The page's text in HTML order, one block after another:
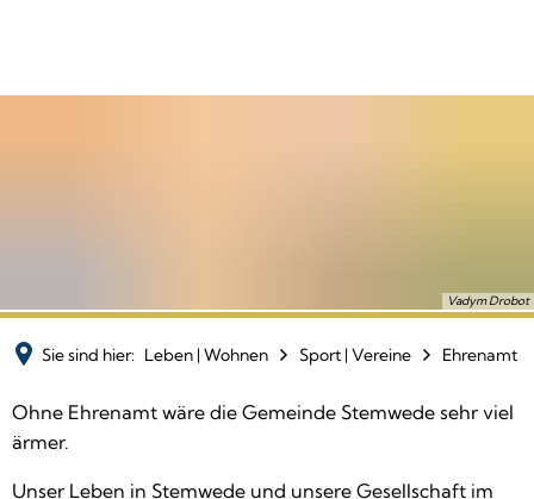
Vadym Drobot
Sie sind hier: Leben | Wohnen Sport | Vereine Ehrenamt
Ehrenamt
Ohne Ehrenamt wäre die Gemeinde Stemwede sehr viel
ärmer.
Unser Leben in Stemwede und unsere Gesellschaft im